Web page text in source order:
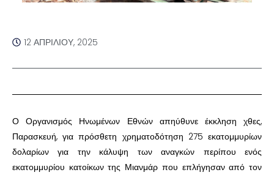
12 ΑΠΡΙΛΊΟΥ, 2025
Ο Οργανισμός Ηνωμένων Εθνών απηύθυνε έκκληση χθες,
Παρασκευή, για πρόσθετη χρηματοδότηση 275 εκατομμυρίων
δολαρίων για την κάλυψη των αναγκών περίπου ενός
εκατομμυρίου κατοίκων της Μιανμάρ που επλήγησαν από τον